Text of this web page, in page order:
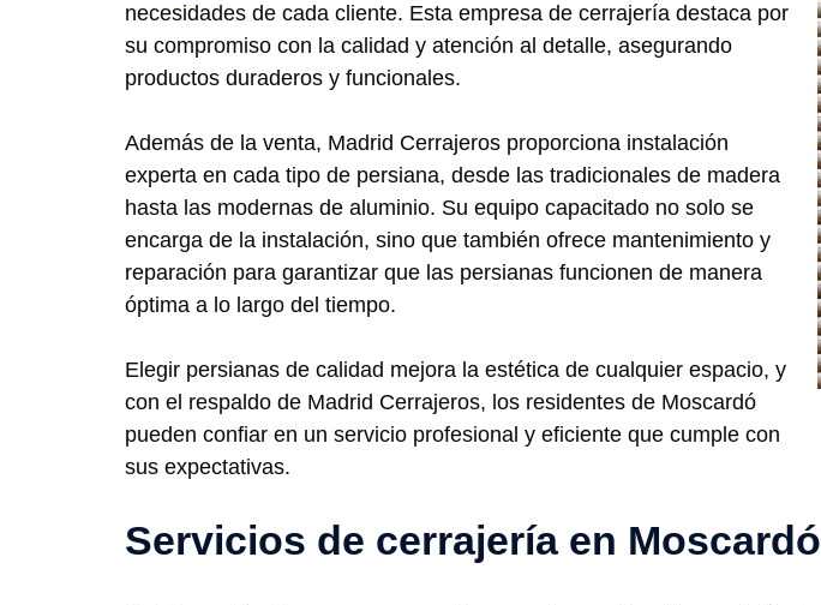
necesidades de cada cliente. Esta empresa de cerrajería destaca por
su compromiso con la calidad y atención al detalle, asegurando
productos duraderos y funcionales.
Además de la venta, Madrid Cerrajeros proporciona instalación
experta en cada tipo de persiana, desde las tradicionales de madera
hasta las modernas de aluminio. Su equipo capacitado no solo se
encarga de la instalación, sino que también ofrece mantenimiento y
reparación para garantizar que las persianas funcionen de manera
óptima a lo largo del tiempo.
Elegir persianas de calidad mejora la estética de cualquier espacio, y
con el respaldo de Madrid Cerrajeros, los residentes de Moscardó
pueden confiar en un servicio profesional y eficiente que cumple con
sus expectativas.
Servicios de cerrajería en Moscardó